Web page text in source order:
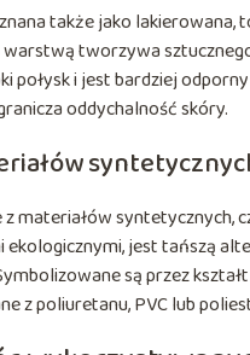
także jako lakierowana,
tworzywa
połysk i jest bardziej
oddychalność skóry.
materiałów syntetycznych,
ekologicznymi, jest tańszą
są przez
z poliuretanu, PVC lub